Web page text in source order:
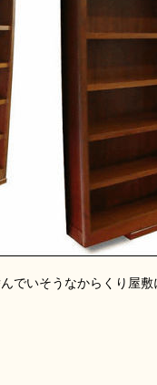
でいそうなからくり屋